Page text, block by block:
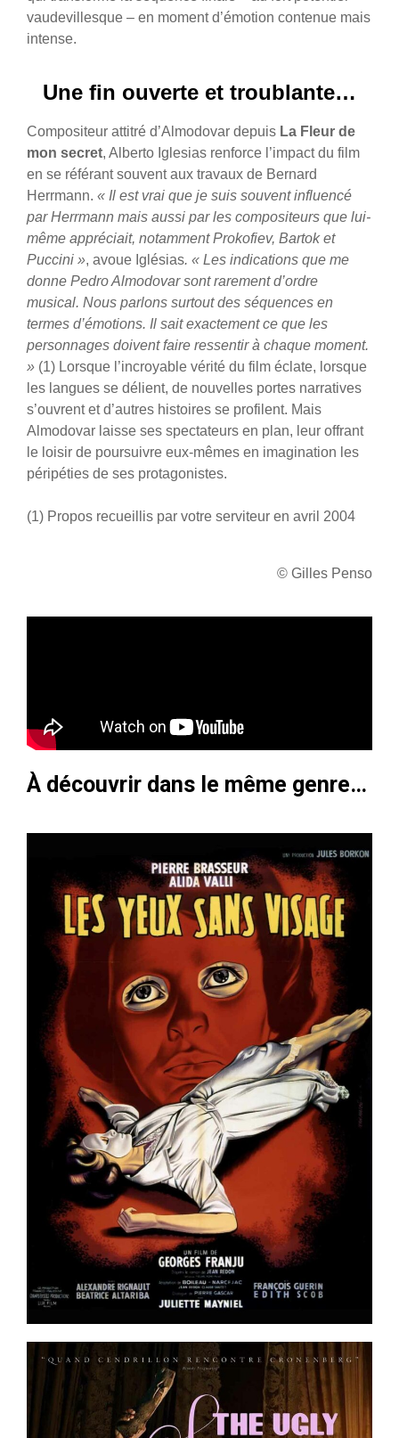
vaudevillesque – en moment d’émotion contenue mais
intense.
Une fin ouverte et troublante…
Compositeur attitré d’Almodovar depuis La Fleur de
mon secret, Alberto Iglesias renforce l’impact du film
en se référant souvent aux travaux de Bernard
Herrmann. « Il est vrai que je suis souvent influencé
par Herrmann mais aussi par les compositeurs que lui-
même appréciait, notamment Prokofiev, Bartok et
Puccini », avoue Iglésias. « Les indications que me
donne Pedro Almodovar sont rarement d’ordre
musical. Nous parlons surtout des séquences en
termes d’émotions. Il sait exactement ce que les
personnages doivent faire ressentir à chaque moment.
» (1) Lorsque l’incroyable vérité du film éclate, lorsque
les langues se délient, de nouvelles portes narratives
s’ouvrent et d’autres histoires se profilent. Mais
Almodovar laisse ses spectateurs en plan, leur offrant
le loisir de poursuivre eux-mêmes en imagination les
péripéties de ses protagonistes.
(1) Propos recueillis par votre serviteur en avril 2004
© Gilles Penso
À découvrir dans le même genre…